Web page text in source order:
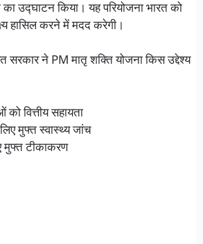
का उद्घाटन किया। यह परियोजना भारत को
हासिल करने में मदद करेगी।
सरकार ने PM मातृ शक्ति योजना किस उद्देश्य
को वित्तीय सहायता
मुफ्त स्वास्थ्य जांच
मुफ्त टीकाकरण